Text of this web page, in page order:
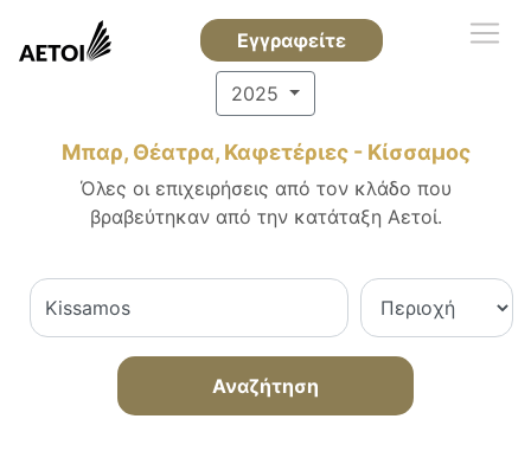
Εγγραφείτε
2025
Μπαρ, Θέατρα, Καφετέριες - Κίσσαμος
Όλες οι επιχειρήσεις από τον κλάδο που
βραβεύτηκαν από την κατάταξη Αετοί.
Αναζήτηση